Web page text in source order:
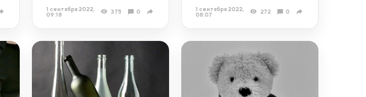
1 сентября 2022,
09:18
375 0
1 сентября 2022,
08:07
272 0